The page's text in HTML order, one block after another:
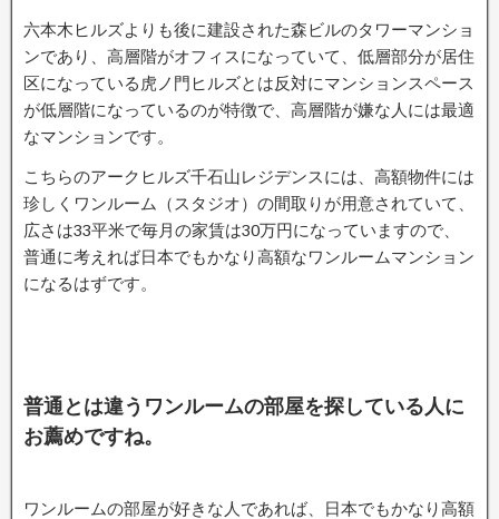
六本木ヒルズよりも後に建設された森ビルのタワーマンショ
ンであり、高層階がオフィスになっていて、低層部分が居住
区になっている虎ノ門ヒルズとは反対にマンションスペース
が低層階になっているのが特徴で、高層階が嫌な人には最適
なマンションです。
こちらのアークヒルズ千石山レジデンスには、高額物件には
珍しくワンルーム（スタジオ）の間取りが用意されていて、
広さは33平米で毎月の家賃は30万円になっていますので、
普通に考えれば日本でもかなり高額なワンルームマンション
になるはずです。
普通とは違うワンルームの部屋を探している人に
お薦めですね。
ワンルームの部屋が好きな人であれば、日本でもかなり高額